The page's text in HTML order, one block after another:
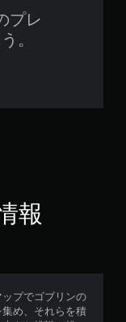
プレ
。
報
プでゴブリンの
め、それらを積